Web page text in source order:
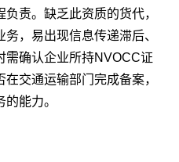
责。缺乏此资质的货代，
，易出现信息传递滞后、
需确认企业所持NVOCC证
交通运输部门完成备案，
能力。